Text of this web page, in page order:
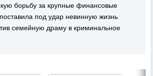
борьбу за крупные финансовые
под удар невинную жизнь
семейную драму в криминальное